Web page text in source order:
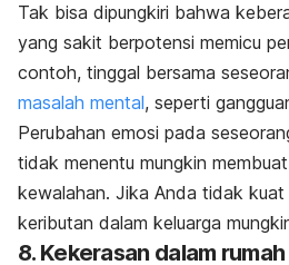
Tak bisa dipungkiri bahwa
yang sakit berpotensi memicu
contoh, tinggal bersama
masalah mental, seperti
Perubahan emosi pada
tidak menentu mungkin
kewalahan. Jika Anda tidak kuat
keributan dalam keluarga
8. Kekerasan dalam